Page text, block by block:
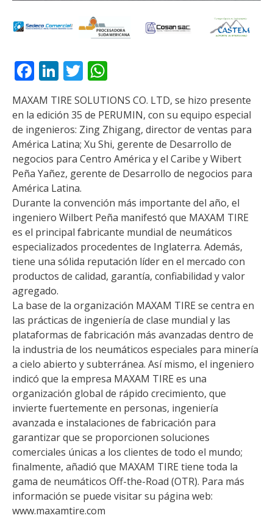
Facebook
LinkedIn
Twitter
MAXAM TIRE SOLUTIONS CO. LTD, se hizo presente
en la edición 35 de PERUMIN, con su equipo especial
de ingenieros: Zing Zhigang, director de ventas para
América Latina; Xu Shi, gerente de Desarrollo de
negocios para Centro América y el Caribe y Wibert
Peña Yañez, gerente de Desarrollo de negocios para
América Latina.
Durante la convención más importante del año, el
ingeniero Wilbert Peña manifestó que MAXAM TIRE
es el principal fabricante mundial de neumáticos
especializados procedentes de Inglaterra. Además,
tiene una sólida reputación líder en el mercado con
productos de calidad, garantía, confiabilidad y valor
agregado.
La base de la organización MAXAM TIRE se centra en
las prácticas de ingeniería de clase mundial y las
plataformas de fabricación más avanzadas dentro de
la industria de los neumáticos especiales para minería
a cielo abierto y subterránea. Así mismo, el ingeniero
indicó que la empresa MAXAM TIRE es una
organización global de rápido crecimiento, que
invierte fuertemente en personas, ingeniería
avanzada e instalaciones de fabricación para
garantizar que se proporcionen soluciones
comerciales únicas a los clientes de todo el mundo;
finalmente, añadió que MAXAM TIRE tiene toda la
gama de neumáticos Off-the-Road (OTR). Para más
información se puede visitar su página web:
www.maxamtire.com